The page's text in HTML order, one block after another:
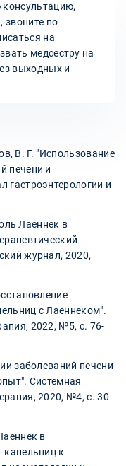
звоните по
на
медсестру на
выходных и
В. Г. "Использование
печени и
гастроэнтерологии и
Лаеннек в
журнал, 2020,
с Лаеннеком".
2022, №5, с. 76-
заболеваний печени
Системная
2020, №4, с. 30-
в
капельниц к